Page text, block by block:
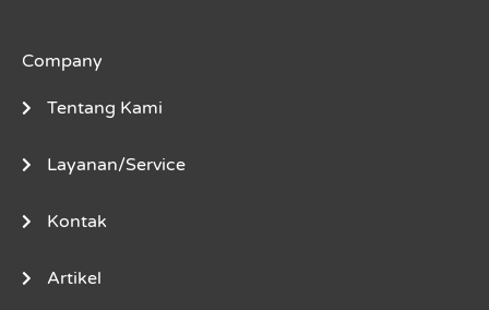
Company
Tentang Kami
Layanan/Service
Kontak
Artikel